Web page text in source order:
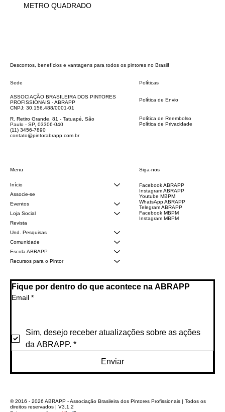
METRO QUADRADO
Descontos, benefícios e vantagens para todos os pintores no Brasil!
Sede
ASSOCIAÇÃO BRASILEIRA DOS PINTORES
PROFISSIONAIS - ABRAPP
CNPJ: 30.156.488/0001-01
R. Retiro Grande, 81 - Tatuapé, São
Paulo - SP, 03306-040
(11) 3456-7890
contato@pintorabrapp.com.br
Menu
Início
Associe-se
Eventos
Loja Social
Revista
Und. Pesquisas
Comunidade
Escola ABRAPP
Recursos para o Pintor
Políticas
Política de Envio
Política de Reembolso
Política de Privacidade
Siga-nos
Facebook ABRAPP
Instagram ABRAPP
Youtube MBPM
WhatsApp ABRAPP
Telegram ABRAPP
Facebook MBPM
Instagram MBPM
Fique por dentro do que acontece na ABRAPP
Email *
Sim, desejo receber atualizações sobre as ações
da ABRAPP. *
Enviar
© 2016 - 2026 ABRAPP - Associação Brasileira dos Pintores Profissionais | Todos os
direitos reservados | V3.1.2